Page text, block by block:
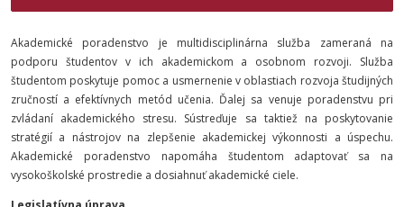
Akademické poradenstvo je multidisciplinárna služba zameraná na
podporu študentov v ich akademickom a osobnom rozvoji. Služba
študentom poskytuje pomoc a usmernenie v oblastiach rozvoja študijných
zručností a efektívnych metód učenia. Ďalej sa venuje poradenstvu pri
zvládaní akademického stresu. Sústreďuje sa taktiež na poskytovanie
stratégií a nástrojov na zlepšenie akademickej výkonnosti a úspechu.
Akademické poradenstvo napomáha študentom adaptovať sa na
vysokoškolské prostredie a dosiahnuť akademické ciele.